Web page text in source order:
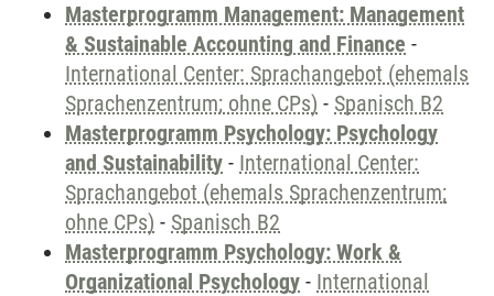
Masterprogramm Management: Management
& Sustainable Accounting and Finance -
International Center: Sprachangebot (ehemals
Sprachenzentrum; ohne CPs) - Spanisch B2
Masterprogramm Psychology: Psychology
and Sustainability - International Center:
Sprachangebot (ehemals Sprachenzentrum;
ohne CPs) - Spanisch B2
Masterprogramm Psychology: Work &
Organizational Psychology - International